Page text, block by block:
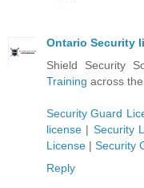
Ontario Security
Shield Security
Training across
Security Guard
license | Security
License | Security
Reply